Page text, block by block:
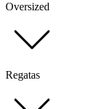
Oversized
Regatas